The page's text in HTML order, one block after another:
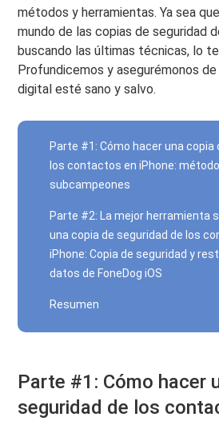
métodos y herramientas. Ya sea
mundo de las copias de seguridad
buscando las últimas técnicas, lo
Profundicemos y asegurémonos
digital esté sano y salvo.
Parte #1: Cómo hacer una copia
los contactos en iPhone:
subcampeones
Parte #2: La mejor herramienta
una copia de seguridad de los
iPhone: Copia de seguridad y
datos de FoneDog iOS
Resumen
Parte #1: Cómo hacer
seguridad de los